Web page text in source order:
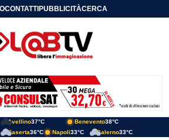
CONTATTIPUBBLICITÀCERCA
Avellino37°C Benevento38°C
Caserta36°C Napoli33°C Salerno33°C